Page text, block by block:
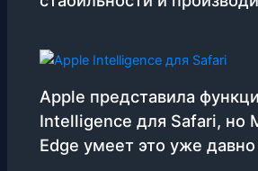
Apple представила
Intelligence для Safari, но
Edge умеет это уже давно